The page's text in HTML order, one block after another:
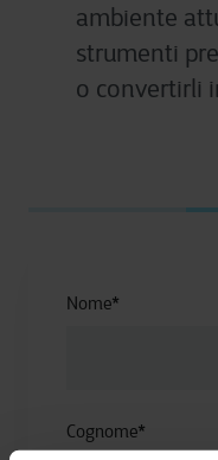
ambiente
strumenti
o convertirli
Nome*
Cognome*